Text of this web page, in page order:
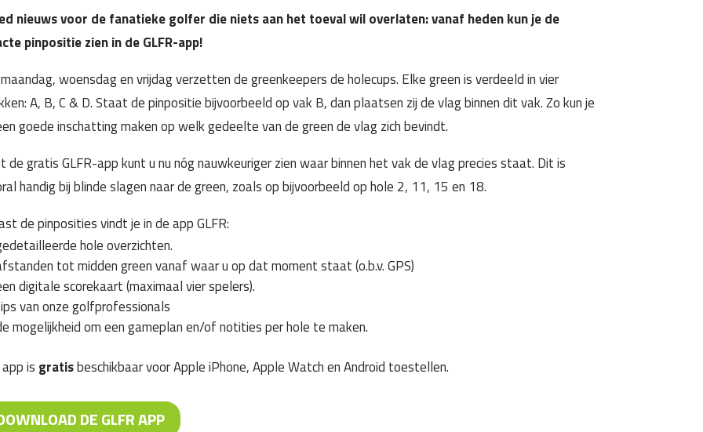
nieuws voor de fanatieke golfer die niets aan het toeval wil overlaten: vanaf heden kun je de
pinpositie zien in de GLFR-app!
woensdag en vrijdag verzetten de greenkeepers de holecups. Elke green is verdeeld in vier
A, B, C & D. Staat de pinpositie bijvoorbeeld op vak B, dan plaatsen zij de vlag binnen dit vak. Zo kun je
goede inschatting maken op welk gedeelte van de green de vlag zich bevindt.
de gratis GLFR-app kunt u nu nóg nauwkeuriger zien waar binnen het vak de vlag precies staat. Dit is
handig bij blinde slagen naar de green, zoals op bijvoorbeeld op hole 2, 11, 15 en 18.
de pinposities vindt je in de app GLFR:
hole overzichten.
tot midden green vanaf waar u op dat moment staat (o.b.v. GPS)
digitale scorekaart (maximaal vier spelers).
van onze golfprofessionals
mogelijkheid om een gameplan en/of notities per hole te maken.
is gratisbeschikbaar voor Apple iPhone, Apple Watch en Android toestellen.
DE GLFR APP